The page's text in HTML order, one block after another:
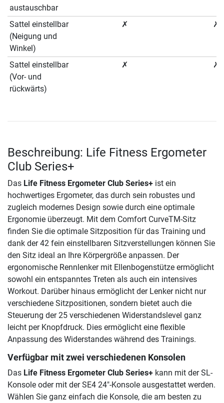
austauschbar
Sattel einstellbar
(Neigung und
Winkel)
✗ ✗
Sattel einstellbar
(Vor- und
rückwärts)
✗ ✗
Beschreibung: Life Fitness Ergometer
Club Series+
Das Life Fitness Ergometer Club Series+ ist ein
hochwertiges Ergometer, das durch sein robustes und
zugleich modernes Design sowie durch eine optimale
Ergonomie überzeugt. Mit dem Comfort CurveTM-Sitz
finden Sie die optimale Sitzposition für das Training und
dank der 42 fein einstellbaren Sitzverstellungen können Sie
den Sitz ideal an Ihre Körpergröße anpassen. Der
ergonomische Rennlenker mit Ellenbogenstütze ermöglicht
sowohl ein entspanntes Treten als auch ein intensives
Workout. Darüber hinaus ermöglicht der Lenker nicht nur
verschiedene Sitzpositionen, sondern bietet auch die
Steuerung der 25 verschiedenen Widerstandslevel ganz
leicht per Knopfdruck. Dies ermöglicht eine flexible
Anpassung des Widerstandes während des Trainings.
Verfügbar mit zwei verschiedenen Konsolen
Das Life Fitness Ergometer Club Series+ kann mit der SL-
Konsole oder mit der SE4 24"-Konsole ausgestattet werden.
Wählen Sie ganz einfach die Konsole, die am besten zu